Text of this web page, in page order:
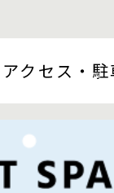
アクセス ・